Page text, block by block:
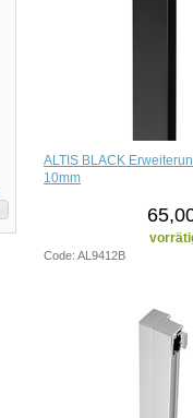
ALTIS BLACK
10mm
Code: AL9412B